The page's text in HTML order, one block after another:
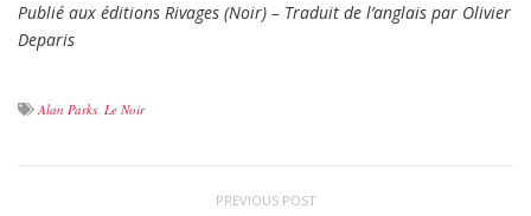
Publié aux éditions Rivages (Noir) – Traduit de l’anglais par Olivier
Deparis
Alan Parks, Le Noir
PREVIOUS POST